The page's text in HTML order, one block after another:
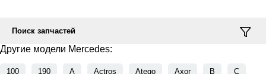
Поиск запчастей
Другие модели Mercedes:
100 190 A Actros Atego Axor B C